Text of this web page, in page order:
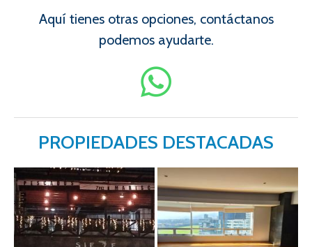
Aquí tienes otras opciones, contáctanos
podemos ayudarte.
PROPIEDADES DESTACADAS